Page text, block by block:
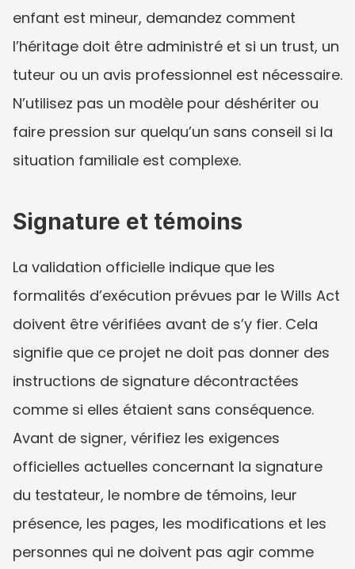
enfant est mineur, demandez comment
l’héritage doit être administré et si un trust, un
tuteur ou un avis professionnel est nécessaire.
N’utilisez pas un modèle pour déshériter ou
faire pression sur quelqu’un sans conseil si la
situation familiale est complexe.
Signature et témoins
La validation officielle indique que les
formalités d’exécution prévues par le Wills Act
doivent être vérifiées avant de s’y fier. Cela
signifie que ce projet ne doit pas donner des
instructions de signature décontractées
comme si elles étaient sans conséquence.
Avant de signer, vérifiez les exigences
officielles actuelles concernant la signature
du testateur, le nombre de témoins, leur
présence, les pages, les modifications et les
personnes qui ne doivent pas agir comme